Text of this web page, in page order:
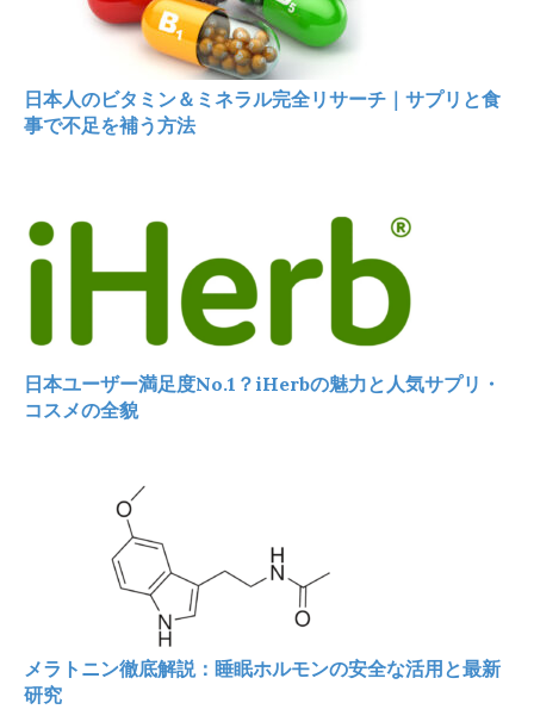
日本人のビタミン＆ミネラル完全リサーチ｜サプリと食
事で不足を補う方法
日本ユーザー満足度No.1？iHerbの魅力と人気サプリ・
コスメの全貌
メラトニン徹底解説：睡眠ホルモンの安全な活用と最新
研究